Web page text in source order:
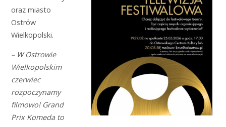
oraz miasto
Ostrów
Wielkopolski.
– W Ostrowie
Wielkopolskim
czerwiec
rozpoczynamy
filmowo! Grand
Prix Komeda to